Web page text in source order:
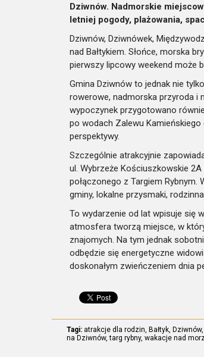
Dziwnów. Nadmorskie
letniej pogody, plażowania,
Dziwnów, Dziwnówek,
nad Bałtykiem. Słońce, morska
pierwszy lipcowy weekend może
Gmina Dziwnów to jednak nie
rowerowe, nadmorska przyroda i
wypoczynek przygotowano
po wodach Zalewu Kamieńskiego
perspektywy.
Szczególnie atrakcyjnie
ul. Wybrzeże Kościuszkowskie
połączonego z Targiem
gminy, lokalne przysmaki,
To wydarzenie od lat wpisuje się
atmosfera tworzą miejsce, w
znajomych. Na tym jednak
odbędzie się energetyczne
doskonałym zwieńczeniem dnia
Tagi: atrakcje dla rodzin, Bałtyk, Dziwnów,
na Dziwnów,targ rybny, wakacje nad